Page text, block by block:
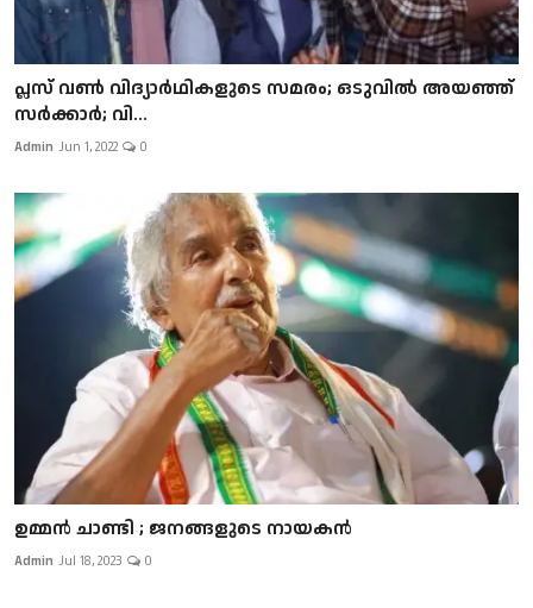
പ്ലസ് വൺ വിദ്യാർഥികളുടെ സമരം; ഒടുവിൽ അയഞ്ഞ്
സർക്കാർ; വി...
Admin Jun 1, 2022 0
ഉമ്മൻ ചാണ്ടി ; ജനങ്ങളുടെ നായകൻ
Admin Jul 18, 2023 0